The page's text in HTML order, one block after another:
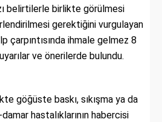
belirtilerle birlikte görülmesi
gerektiğini vurgulayan
çarpıntısında ihmale gelmez 8
ve önerilerde bulundu.
göğüste baskı, sıkışma ya da
hastalıklarının habercisi